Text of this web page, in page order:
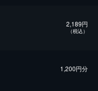
2,189円
（税込）
1,200円分